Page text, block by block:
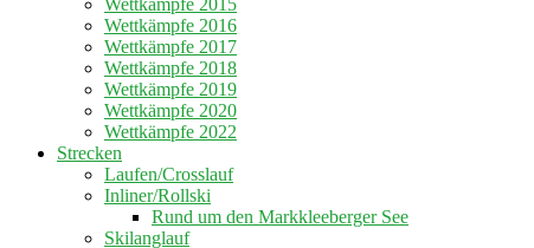
Wettkämpfe 2015
Wettkämpfe 2016
Wettkämpfe 2017
Wettkämpfe 2018
Wettkämpfe 2019
Wettkämpfe 2020
Wettkämpfe 2022
Strecken
Laufen/Crosslauf
Inliner/Rollski
Rund um den Markkleeberger See
Skilanglauf